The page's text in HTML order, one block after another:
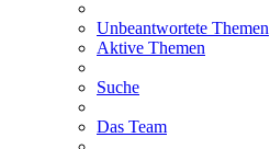
Unbeantwortete Themen
Aktive Themen
Suche
Das Team